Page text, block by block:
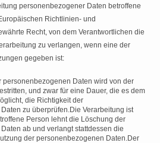
personenbezogener Daten betroffene
Richtlinien- und
Recht, von dem Verantwortlichen die
zu verlangen, wenn eine der
gegeben ist:
personenbezogenen Daten wird von der
und zwar für eine Dauer, die es dem
die Richtigkeit der
zu überprüfen.Die Verarbeitung ist
Person lehnt die Löschung der
ab und verlangt stattdessen die
der personenbezogenen Daten.Der